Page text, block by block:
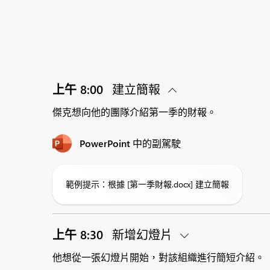
上午 8:00 建立簡報
傑克想向他的團隊介紹第一季的財報。
PowerPoint 中的副駕駛
範例提示：根據 [第一季財報.docx] 建立簡報
上午 8:30 新增幻燈片
他想從一張幻燈片開始，對該組織進行簡短介紹。